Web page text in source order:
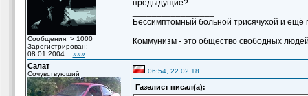
Сообщения: > 1000
Зарегистрирован:
08.01.2004... »»»
предыдущие?
Бессимптомный больной трисячухой и ещё
- - - - - - - -
Коммунизм - это общество свободных
Салат
Сочувствующий 06:54, 22.02.18
Газелист писал(а):